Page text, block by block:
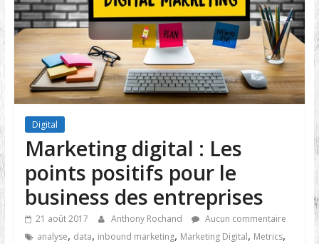
Digital
Marketing digital : Les
points positifs pour le
business des entreprises
21 août 2017 Anthony Rochand
Aucun commentaire
analyse, data, inbound marketing, Marketing Digital, Metrics,